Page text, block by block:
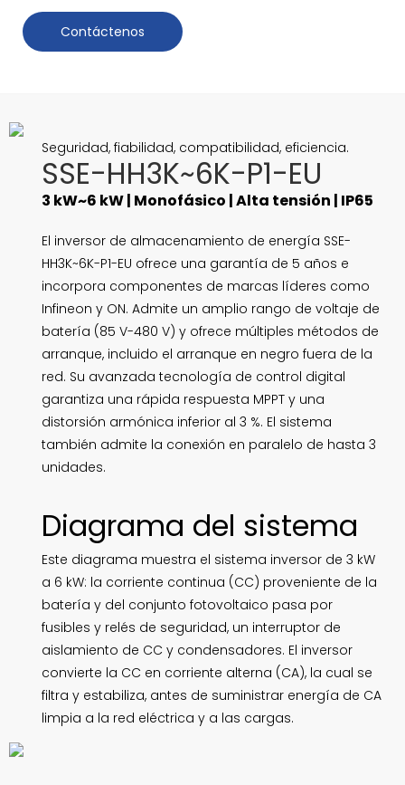
Contáctenos
Seguridad, fiabilidad, compatibilidad, eficiencia.
SSE-HH3K~6K-P1-EU
3 kW~6 kW | Monofásico | Alta tensión | IP65
El inversor de almacenamiento de energía SSE-
HH3K~6K-P1-EU ofrece una garantía de 5 años e
incorpora componentes de marcas líderes como
Infineon y ON. Admite un amplio rango de voltaje de
batería (85 V-480 V) y ofrece múltiples métodos de
arranque, incluido el arranque en negro fuera de la
red. Su avanzada tecnología de control digital
garantiza una rápida respuesta MPPT y una
distorsión armónica inferior al 3 %. El sistema
también admite la conexión en paralelo de hasta 3
unidades.
Diagrama del sistema
Este diagrama muestra el sistema inversor de 3 kW
a 6 kW: la corriente continua (CC) proveniente de la
batería y del conjunto fotovoltaico pasa por
fusibles y relés de seguridad, un interruptor de
aislamiento de CC y condensadores. El inversor
convierte la CC en corriente alterna (CA), la cual se
filtra y estabiliza, antes de suministrar energía de CA
limpia a la red eléctrica y a las cargas.